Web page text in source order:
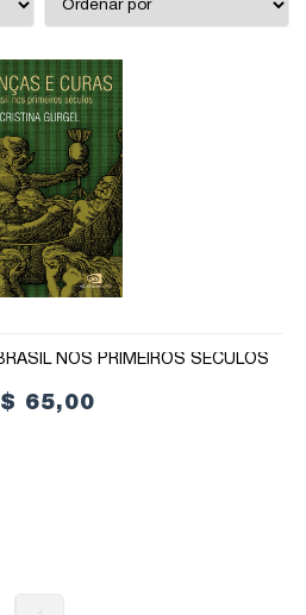
NOS PRIMEIROS SÉCULOS
65,00